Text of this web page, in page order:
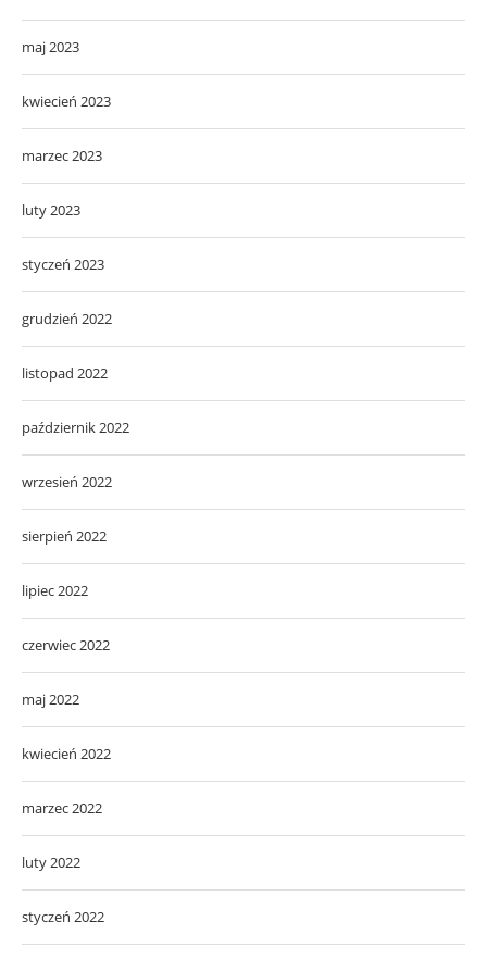
maj 2023
kwiecień 2023
marzec 2023
luty 2023
styczeń 2023
grudzień 2022
listopad 2022
październik 2022
wrzesień 2022
sierpień 2022
lipiec 2022
czerwiec 2022
maj 2022
kwiecień 2022
marzec 2022
luty 2022
styczeń 2022